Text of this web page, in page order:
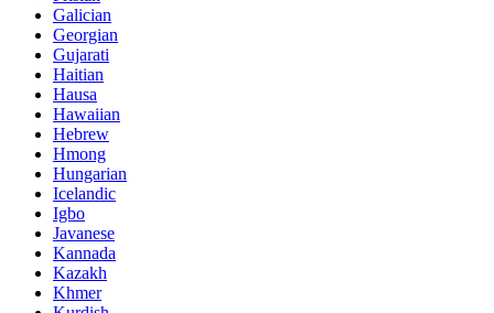
Galician
Georgian
Gujarati
Haitian
Hausa
Hawaiian
Hebrew
Hmong
Hungarian
Icelandic
Igbo
Javanese
Kannada
Kazakh
Khmer